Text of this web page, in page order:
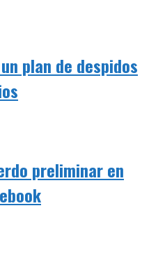
plan de despidos
preliminar en